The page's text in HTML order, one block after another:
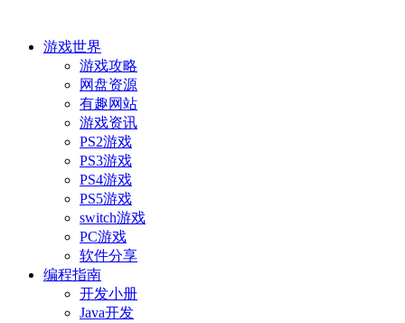
游戏世界
游戏攻略
网盘资源
有趣网站
游戏资讯
PS2游戏
PS3游戏
PS4游戏
PS5游戏
switch游戏
PC游戏
软件分享
编程指南
开发小册
Java开发